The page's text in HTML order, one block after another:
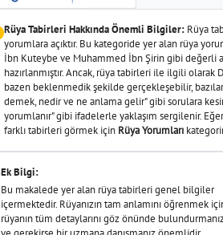
Rüya Tabirleri Hakkında Önemli Bilgiler: Rüya
yorumlara açıktır. Bu kategoride yer alan rüya
İbn Kuteybe ve Muhammed İbn Şirin gibi değerli
hazırlanmıştır. Ancak, rüya tabirleri ile ilgili
bazen beklenmedik şekilde gerçekleşebilir,
demek, nedir ve ne anlama gelir" gibi sorulara
yorumlanır" gibi ifadelerle yaklaşım sergilenir.
farklı tabirleri görmek için Rüya Yorumları
Ek Bilgi:
Bu makalede yer alan rüya tabirleri genel bilgiler
içermektedir. Rüyanızın tam anlamını öğrenmek
rüyanın tüm detaylarını göz önünde